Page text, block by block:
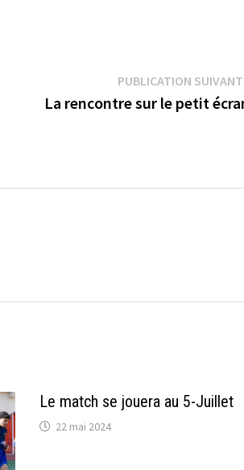
PUBLICATION
La rencontre sur le petit
Le match se jouera au 5-Juillet
22 mai 2024